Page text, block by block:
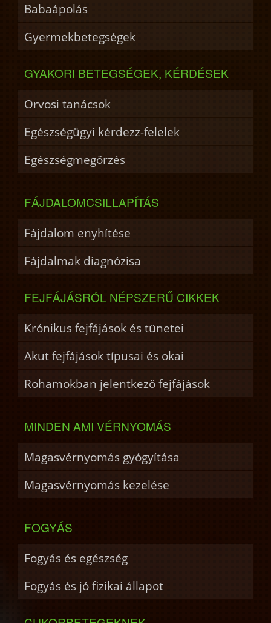
Babaápolás
Gyermekbetegségek
GYAKORI BETEGSÉGEK, KÉRDÉSEK
Orvosi tanácsok
Egészségügyi kérdezz-felelek
Egészségmegőrzés
FÁJDALOMCSILLAPÍTÁS
Fájdalom enyhítése
Fájdalmak diagnózisa
FEJFÁJÁSRÓL NÉPSZERŰ CIKKEK
Krónikus fejfájások és tünetei
Akut fejfájások típusai és okai
Rohamokban jelentkező fejfájások
MINDEN AMI VÉRNYOMÁS
Magasvérnyomás gyógyítása
Magasvérnyomás kezelése
FOGYÁS
Fogyás és egészség
Fogyás és jó fizikai állapot